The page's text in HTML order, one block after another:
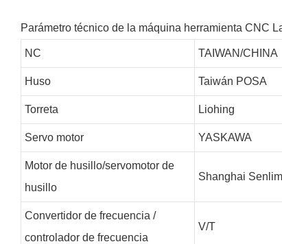
Parámetro técnico de la máquina herramienta CNC
NC TAIWAN/CHINA
Huso Taiwán POSA
Torreta Liohing
Servo motor YASKAWA
Motor de husillo/servomotor de
husillo
Shanghai
Convertidor de frecuencia /
controlador de frecuencia
V/T